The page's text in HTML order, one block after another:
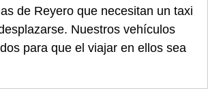
de Reyero que necesitan un taxi
Nuestros vehículos
para que el viajar en ellos sea